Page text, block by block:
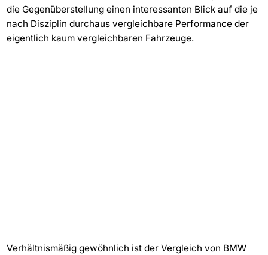
die Gegenüberstellung einen interessanten Blick auf die je
nach Disziplin durchaus vergleichbare Performance der
eigentlich kaum vergleichbaren Fahrzeuge.
Verhältnismäßig gewöhnlich ist der Vergleich von BMW